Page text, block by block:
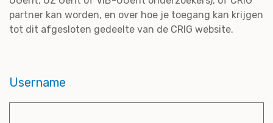
partner kan worden, en over hoe je toegang kan krijgen
tot dit afgesloten gedeelte van de CRIG website.
Username